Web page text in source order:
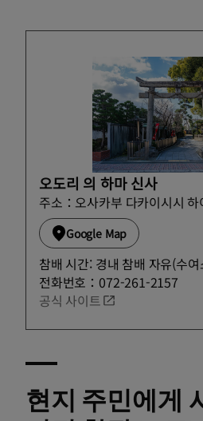
오도리 의 하마 신사
주소：오사카부 다카이시시
Google Map
참배 시간: 경내 참배 자유(수
전화번호：072-261-2157
공식 사이트
현지 주민에게